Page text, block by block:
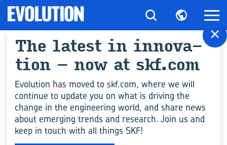
All art­icles for "Lub­
ric­a­tion Solu­tions"
生产制造
×
The latest in in­nov­a­
tion – now at skf.com
Evolution has moved to skf.com, where we will
continue to update you on what is driving the
change in the engineering world, and share news
about emerging trends and research. Join us and
keep in touch with all things SKF!